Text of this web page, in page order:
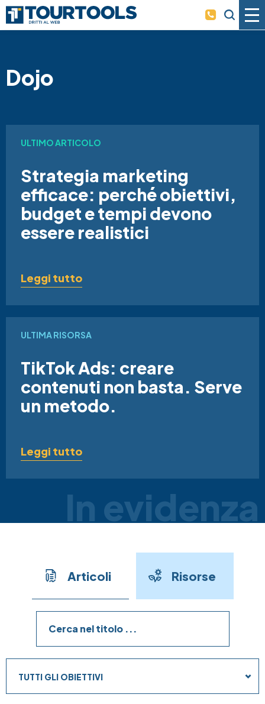
Dojo
ULTIMO ARTICOLO
Strategia marketing
efficace: perché obiettivi,
budget e tempi devono
essere realistici
Leggi tutto
ULTIMA RISORSA
TikTok Ads: creare
contenuti non basta. Serve
un metodo.
Leggi tutto
In evidenza
Risorse
Articoli
TUTTI GLI OBIETTIVI